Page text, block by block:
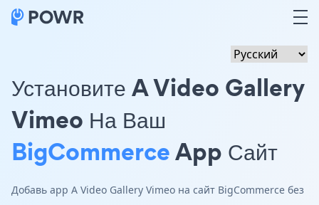
Установите A Video Gallery
Vimeo На Ваш
BigCommerceApp Сайт
Добавь app A Video Gallery Vimeo на сайт BigCommerce без